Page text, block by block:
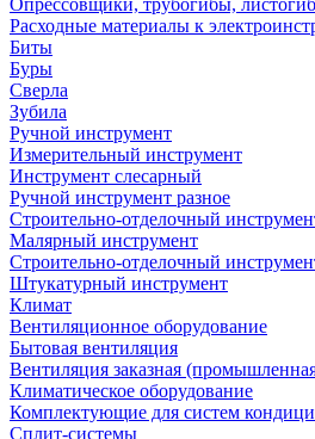
Опрессовщики, трубогибы,
Расходные материалы к
Биты
Буры
Сверла
Зубила
Ручной инструмент
Измерительный инструмент
Инструмент слесарный
Ручной инструмент разное
Строительно-отделочный
Малярный инструмент
Строительно-отделочный
Штукатурный инструмент
Климат
Вентиляционное оборудование
Бытовая вентиляция
Вентиляция заказная
Климатическое оборудование
Комплектующие для систем
Сплит-системы